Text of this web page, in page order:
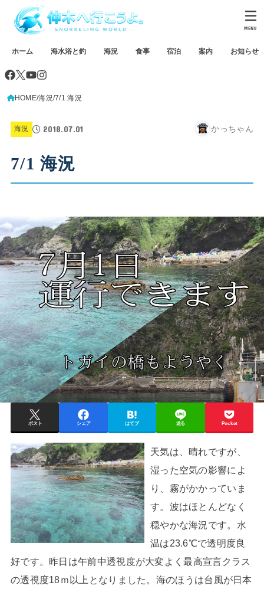
ホーム 海水浴と釣 海況 食事 宿泊 案内 お知らせ
MENU
HOME 海況 7/1 海況
海況 2018.07.01 かっちゃん
7/1 海況
ポスト シェア はてブ 送る Pocket
天気は、晴れですが、
湿った空気の影響によ
り、霧がかかっていま
す。波はほとんどなく
穏やかな海況です。水
温は23.6℃で透明度良
好です。昨日は午前中透視度が大変よく最高宣言クラス
の透視度18ｍ以上となりました。海のほうは台風が日本